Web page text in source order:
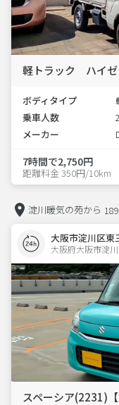
軽トラック ハイゼ
ボディタイプ
乗車人数
メーカー
7時間で2,750円
距離料金 350円/10km
淀川暖気の苑から
大阪市淀川区東
大阪府大阪市淀
スペーシア(2231)